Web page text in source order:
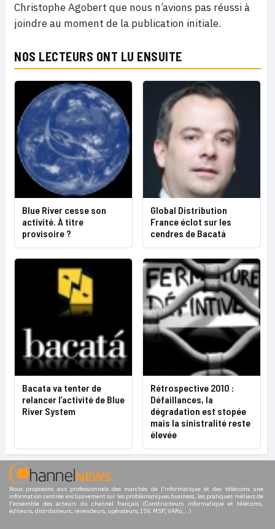
Christophe Agobert que nous n’avions pas réussi à
joindre au moment de la publication initiale.
NOS LECTEURS ONT LU ENSUITE
Blue River cesse son
activité. À titre
provisoire ?
Global Distribution
France éclot sur les
cendres de Bacatá
Bacata va tenter de
relancer l’activité de Blue
River System
Rétrospective 2010 :
Défaillances, la
dégradation est stopée
mais la sinistralité reste
élevée
Nous proposons aux professionnels des marchés de l'informatique et des télécoms une
information centrée exclusivement sur les problématiques business, les pratiques métiers de
l'ensemble des acteurs du channel français (Constructeurs informatique et télécoms,
éditeurs, distributeurs, revendeurs, opérateurs, ISV, MSP, VARs,...)